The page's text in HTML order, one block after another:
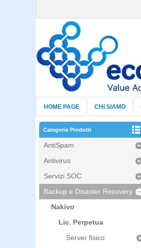
HOME PAGE CHI SIAMO
Categorie Prodotti
AntiSpam
Antivirus
Servizi SOC
Backup e Disaster Recovery
Nakivo
Lic. Perpetua
Server fisico